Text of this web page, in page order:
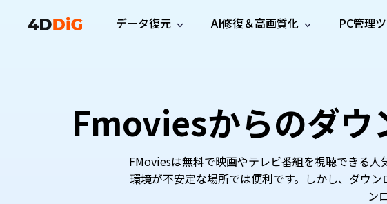
データ復元
プロ版 無料版
Mac データ復元
macOSで削除したファイルを復元
WhatsApp データ復元
WhatsAppのデータを復元
AI修復＆高画質化
4DDiG File Repair
動画修
復
音声修
復
PC管理
Windows向けディスク管理ツール
ディスクをクローン
Windows Backup 新製品
重複ファイルを検出・削除
Tenorshare Cleamio
新
Macを徹底クリーンアップ＆最
ガイド・お問い合わせ
最新のお知らせ
お問い合わせ
ユーザーガイドセンター
使い方ガイド
ヒントと対処法
Fmoviesからのダウ
FMoviesは無料で映画やテレビ番組を視聴できる
環境が不安定な場所では便利です。しかし、ダウ
ン